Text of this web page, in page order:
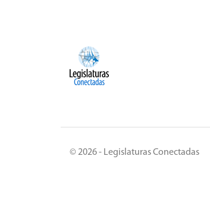
© 2026 - Legislaturas Conectadas